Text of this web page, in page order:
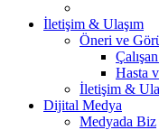
İletişim & Ulaşım
Öneri ve
Hasta
İletişim &
Dijital Medya
Medyada Biz